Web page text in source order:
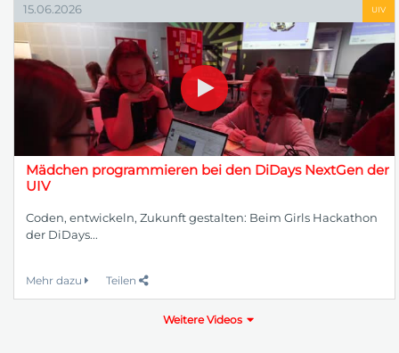
15.06.2026 UIV
Mädchen programmieren bei den DiDays NextGen der
UIV
Coden, entwickeln, Zukunft gestalten: Beim Girls Hackathon
der DiDays...
Mehr dazu Teilen
Weitere Videos